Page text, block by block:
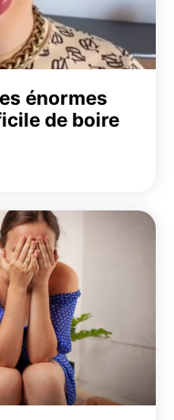
énormes
de boire